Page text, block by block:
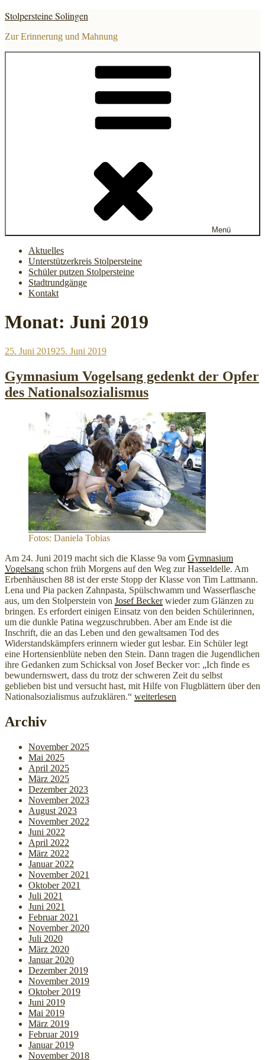
Zum
Inhalt
springen
Stolpersteine Solingen
Zur Erinnerung und Mahnung
Menü
Aktuelles
Unterstützerkreis Stolpersteine
Schüler putzen Stolpersteine
Stadtrundgänge
Kontakt
Monat: Juni 2019
Veröffentlicht
25. Juni 201925. Juni 2019
Gymnasium Vogelsang gedenkt der Opfer
des Nationalsozialismus
Fotos: Daniela Tobias
Am 24. Juni 2019 macht sich die Klasse 9a vom Gymnasium
Vogelsang schon früh Morgens auf den Weg zur Hasseldelle. Am
Erbenhäuschen 88 ist der erste Stopp der Klasse von Tim Lattmann.
Lena und Pia packen Zahnpasta, Spülschwamm und Wasserflasche
aus, um den Stolperstein von Josef Beckerwieder zum Glänzen zu
bringen. Es erfordert einigen Einsatz von den beiden Schülerinnen,
um die dunkle Patina wegzuschrubben. Aber am Ende ist die
Inschrift, die an das Leben und den gewaltsamen Tod des
Widerstandskämpfers erinnern wieder gut lesbar. Ein Schüler legt
eine Hortensienblüte neben den Stein. Dann tragen die Jugendlichen
ihre Gedanken zum Schicksal von Josef Becker vor: „Ich finde es
bewundernswert, dass du trotz der schweren Zeit du selbst
geblieben bist und versucht hast, mit Hilfe von Flugblättern über den
Nationalsozialismus aufzuklären.“ „Gymnasium
weiterlesen
Archiv
November 2025
Mai 2025
April 2025
März 2025
Dezember 2023
November 2023
August 2023
November 2022
Juni 2022
April 2022
März 2022
Januar 2022
November 2021
Oktober 2021
Juli 2021
Juni 2021
Februar 2021
November 2020
Juli 2020
März 2020
Januar 2020
Dezember 2019
November 2019
Oktober 2019
Juni 2019
Mai 2019
März 2019
Februar 2019
Januar 2019
November 2018